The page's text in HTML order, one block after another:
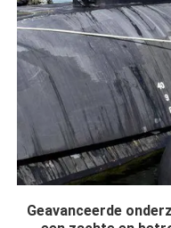
Geavanceerde